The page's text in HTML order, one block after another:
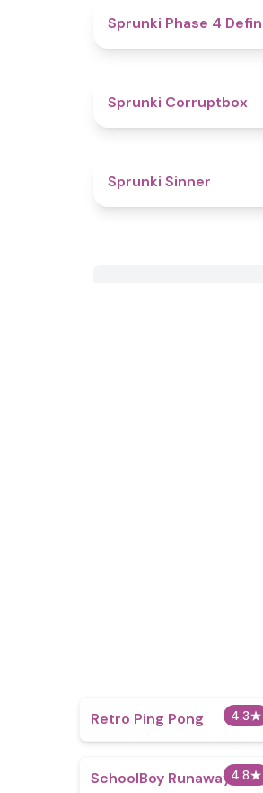
Sprunki Phase 4
Sprunki Corruptbox
Sprunki Sinner
4.3★
Retro Ping Pong
4.8★
SchoolBoy Runaway